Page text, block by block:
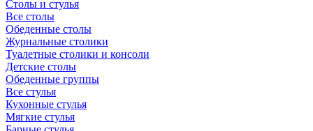
Столы и стулья
Все столы
Обеденные столы
Журнальные столики
Туалетные столики и консоли
Детские столы
Обеденные группы
Все стулья
Кухонные стулья
Мягкие стулья